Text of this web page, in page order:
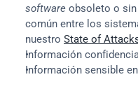
software obsoleto o sin
común entre los
nuestro State of
Información
Información sensible